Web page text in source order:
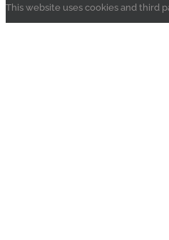
This website uses cookies and third